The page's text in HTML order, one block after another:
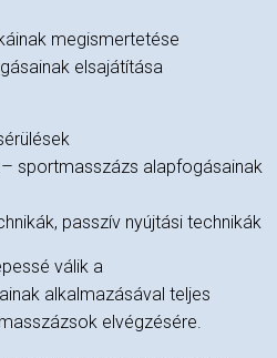
megismertetése
elsajátítása
– sportmasszázs alapfogásainak
passzív nyújtási technikák
válik a
alkalmazásával teljes
elvégzésére.